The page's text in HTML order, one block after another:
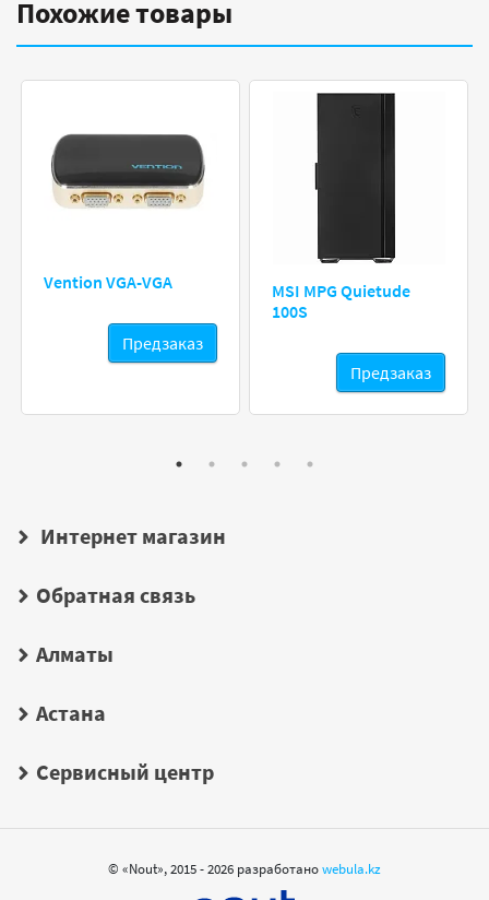
Похожие товары
Vention VGA-VGA
Предзаказ
MSI MPG Quietude
100S
Предзаказ
Интернет магазин
Обратная связь
Алматы
Астана
Сервисный центр
© «Nout», 2015 - 2026 разработаноwebula.kz